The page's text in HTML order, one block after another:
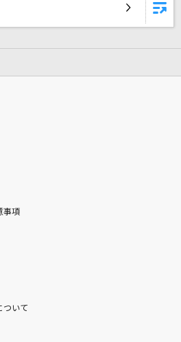
歌われている曲の一覧
事項
ついて